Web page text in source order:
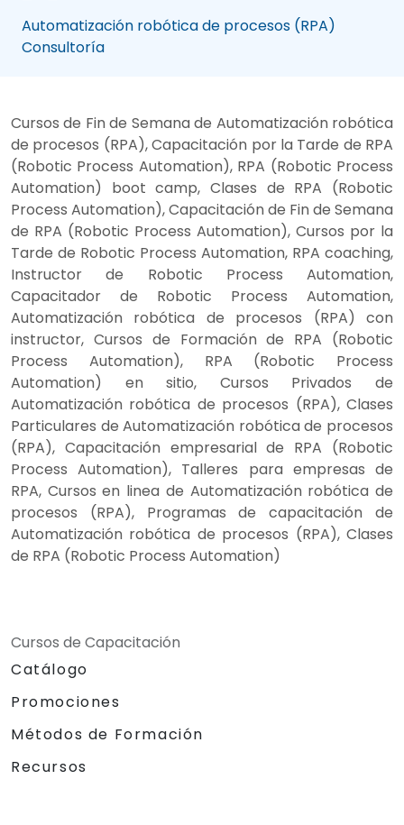
Automatización robótica de procesos (RPA)
Consultoría
Cursos de Fin de Semana de Automatización robótica
de procesos (RPA), Capacitación por la Tarde de RPA
(Robotic Process Automation), RPA (Robotic Process
Automation) boot camp, Clases de RPA (Robotic
Process Automation), Capacitación de Fin de Semana
de RPA (Robotic Process Automation), Cursos por la
Tarde de Robotic Process Automation, RPA coaching,
Instructor de Robotic Process Automation,
Capacitador de Robotic Process Automation,
Automatización robótica de procesos (RPA) con
instructor, Cursos de Formación de RPA (Robotic
Process Automation), RPA (Robotic Process
Automation) en sitio, Cursos Privados de
Automatización robótica de procesos (RPA), Clases
Particulares de Automatización robótica de procesos
(RPA), Capacitación empresarial de RPA (Robotic
Process Automation), Talleres para empresas de
RPA, Cursos en linea de Automatización robótica de
procesos (RPA), Programas de capacitación de
Automatización robótica de procesos (RPA), Clases
de RPA (Robotic Process Automation)
Cursos de Capacitación
Catálogo
Promociones
Métodos de Formación
Recursos